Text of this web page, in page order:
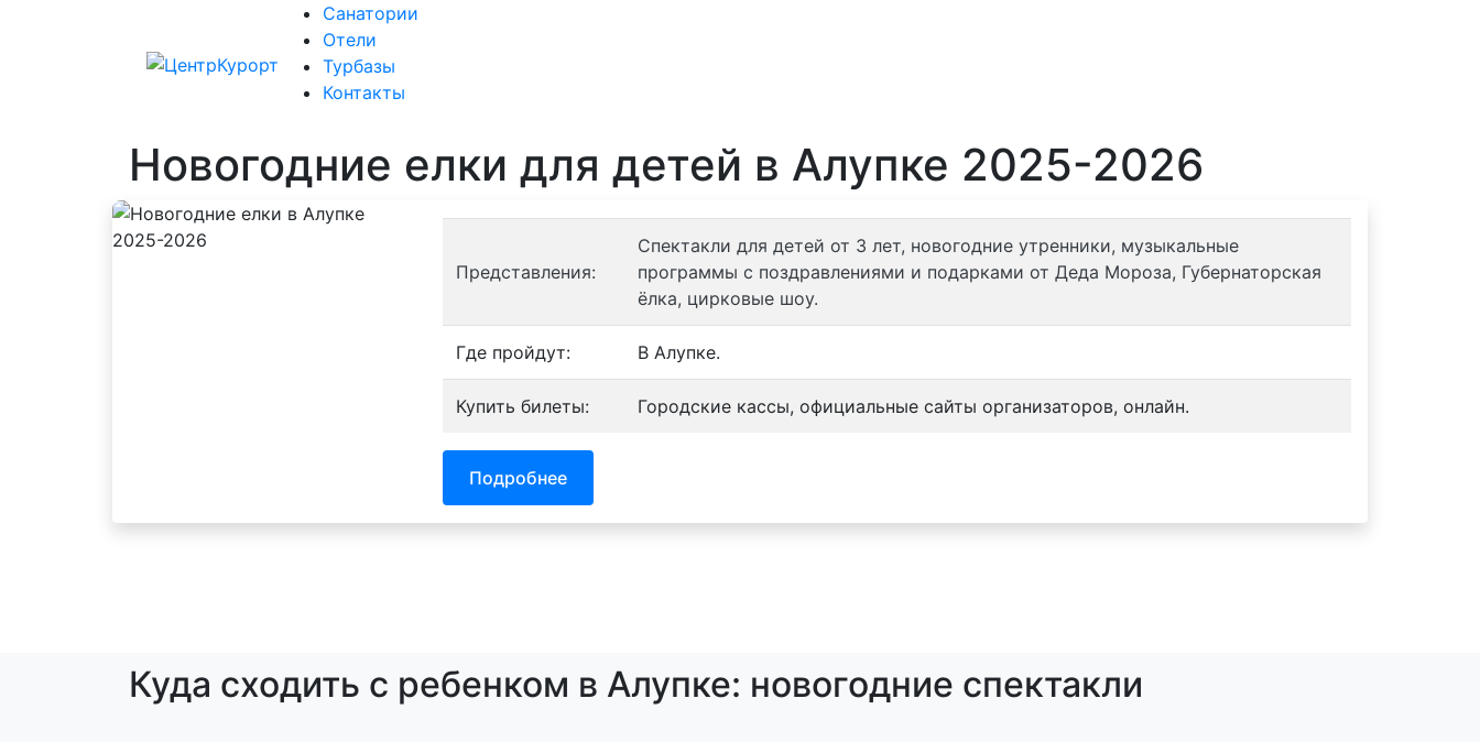
Санатории
Отели
Турбазы
Контакты
Новогодние елки для детей в Алупке 2025-2026
Представления:
Спектакли для детей от 3 лет, новогодние утренники, музыкальные
программы с поздравлениями и подарками от Деда Мороза, Губернаторская
ёлка, цирковые шоу.
Где пройдут: В Алупке.
Купить билеты: Городские кассы, официальные сайты организаторов, онлайн.
Подробнее
Куда сходить с ребенком в Алупке: новогодние спектакли